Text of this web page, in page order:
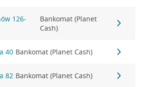
126-
Bankomat (Planet
Cash)
40 Bankomat (Planet Cash)
82 Bankomat (Planet Cash)